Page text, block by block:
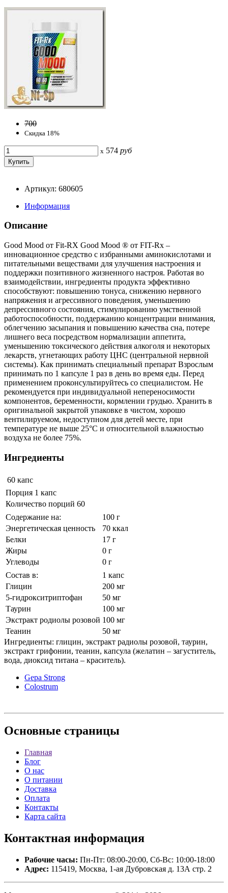
700
Скидка 18%
x 574 руб
Артикул: 680605
Информация
Описание
Good Mood от Fit-RX Good Mood ® от FIT-Rx –
инновационное средство с избранными аминокислотами и
питательными веществами для улучшения настроения и
поддержки позитивного жизненного настроя. Работая во
взаимодействии, ингредиенты продукта эффективно
способствуют: повышению тонуса, снижению нервного
напряжения и агрессивного поведения, уменьшению
депрессивного состояния, стимулированию умственной
работоспособности, поддержанию концентрации внимания,
облегчению засыпания и повышению качества сна, потере
лишнего веса посредством нормализации аппетита,
уменьшению токсического действия алкоголя и некоторых
лекарств, угнетающих работу ЦНС (центральной нервной
системы). Как принимать специальный препарат Взрослым
принимать по 1 капсуле 1 раз в день во время еды. Перед
применением проконсультируйтесь со специалистом. Не
рекомендуется при индивидуальной непереносимости
компонентов, беременности, кормлении грудью. Хранить в
оригинальной закрытой упаковке в чистом, хорошо
вентилируемом, недоступном для детей месте, при
температуре не выше 25°C и относительной влажностью
воздуха не более 75%.
Ингредиенты
60 капс
Порция 1 капс
Количество порций 60
Содержание на:
100 г
Энергетическая ценность
70 ккал
Белки
17 г
Жиры
0 г
Углеводы
0 г
Состав в:
1 капс
Глицин
200 мг
5-гидрокситриптофан
50 мг
Таурин
100 мг
Экстракт родиолы розовой 100 мг
Теанин
50 мг
Ингредиенты: глицин, экстракт радиолы розовой, таурин,
экстракт грифонии, теанин, капсула (желатин – загуститель,
вода, диоксид титана – краситель).
Gepa Strong
Colostrum
Основные страницы
Главная
Блог
О нас
О питании
Доставка
Оплата
Контакты
Карта сайта
Контактная информация
Рабочие часы: Пн-Пт: 08:00-20:00, Сб-Вс: 10:00-18:00
Адрес: 115419, Москва, 1-ая Дубровская д. 13А стр. 2